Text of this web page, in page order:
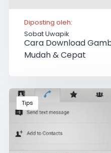
Diposting oleh:
Sobat Uwapik
Cara Download
Mudah & Cepat
Tips